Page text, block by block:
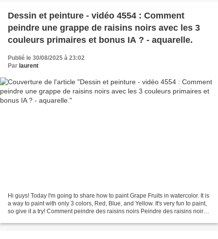
Dessin et peinture - vidéo 4554 : Comment
peindre une grappe de raisins noirs avec les 3
couleurs primaires et bonus IA ? - aquarelle.
Publié le 30/08/2025 à 23:02
Par laurent
Hi guys! Today I'm going to share how to paint Grape Fruits in watercolor. It is
a way to paint with only 3 colors, Red, Blue, and Yellow. It's very fun to paint,
so give it a try! Comment peindre des raisins noirs Peindre des raisins noirs